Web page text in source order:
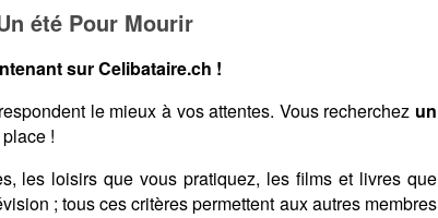
été Pour Mourir
sur Celibataire.ch !
le mieux à vos attentes. Vous recherchez un
!
les loisirs que vous pratiquez, les films et livres que
; tous ces critères permettent aux autres membres